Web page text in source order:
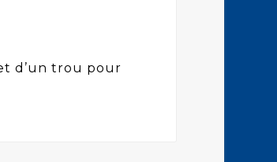
d’un trou pour